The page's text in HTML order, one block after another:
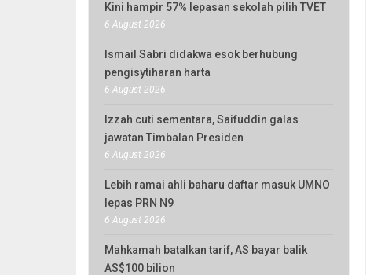
Kini hampir 57% lepasan sekolah pilih TVET
6 August 2026
Ismail Sabri didakwa esok berhubung
pengisytiharan harta
6 August 2026
Izzah cuti sementara, Saifuddin galas
jawatan Timbalan Presiden
6 August 2026
Lebih ramai ahli baharu daftar masuk UMNO
lepas PRN N9
6 August 2026
Mahkamah batalkan tarif, AS bayar balik
AS$100 bilion